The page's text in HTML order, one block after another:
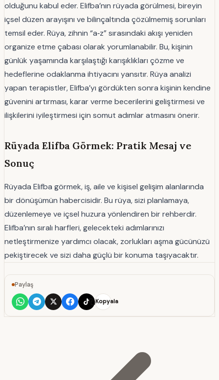
olduğunu kabul eder. Elifba’nın rüyada görülmesi, bireyin
içsel düzen arayışını ve bilinçaltında çözülmemiş sorunları
temsil eder. Rüya, zihnin “a‑z” sırasındaki akışı yeniden
organize etme çabası olarak yorumlanabilir. Bu, kişinin
günlük yaşamında karşılaştığı karışıklıkları çözme ve
hedeflerine odaklanma ihtiyacını yansıtır. Rüya analizi
yapan terapistler, Elifba’yı gördükten sonra kişinin kendine
güvenini artırması, karar verme becerilerini geliştirmesi ve
ilişkilerini iyileştirmesi için somut adımlar atmasını önerir.
Rüyada Elifba Görmek: Pratik Mesaj ve
Sonuç
Rüyada Elifba görmek, iş, aile ve kişisel gelişim alanlarında
bir dönüşümün habercisidir. Bu rüya, sizi planlamaya,
düzenlemeye ve içsel huzura yönlendiren bir rehberdir.
Elifba’nın sıralı harfleri, gelecekteki adımlarınızı
netleştirmenize yardımcı olacak, zorlukları aşma gücünüzü
pekiştirecek ve sizi daha güçlü bir konuma taşıyacaktır.
Paylaş
Kopyala